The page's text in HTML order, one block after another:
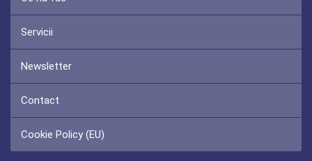
Servicii
Newsletter
Contact
Cookie Policy (EU)